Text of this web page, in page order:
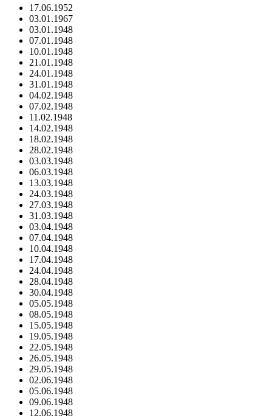
17.06.1952
03.01.1967
03.01.1948
07.01.1948
10.01.1948
21.01.1948
24.01.1948
31.01.1948
04.02.1948
07.02.1948
11.02.1948
14.02.1948
18.02.1948
28.02.1948
03.03.1948
06.03.1948
13.03.1948
24.03.1948
27.03.1948
31.03.1948
03.04.1948
07.04.1948
10.04.1948
17.04.1948
24.04.1948
28.04.1948
30.04.1948
05.05.1948
08.05.1948
15.05.1948
19.05.1948
22.05.1948
26.05.1948
29.05.1948
02.06.1948
05.06.1948
09.06.1948
12.06.1948